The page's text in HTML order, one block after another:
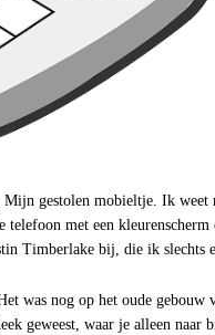
Mijn gestolen mobieltje. Ik
telefoon met een
Timberlake bij, die ik slechts
was nog op het oude gebouw
geweest, waar je alleen naar